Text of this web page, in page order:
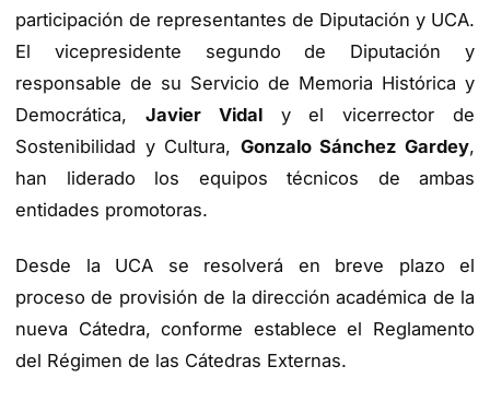
participación de representantes de Diputación y UCA.
El vicepresidente segundo de Diputación y
responsable de su Servicio de Memoria Histórica y
Democrática, Javier Vidaly el vicerrector de
Sostenibilidad y Cultura, Gonzalo Sánchez Gardey,
han liderado los equipos técnicos de ambas
entidades promotoras.
Desde la UCA se resolverá en breve plazo el
proceso de provisión de la dirección académica de la
nueva Cátedra, conforme establece el Reglamento
del Régimen de las Cátedras Externas.